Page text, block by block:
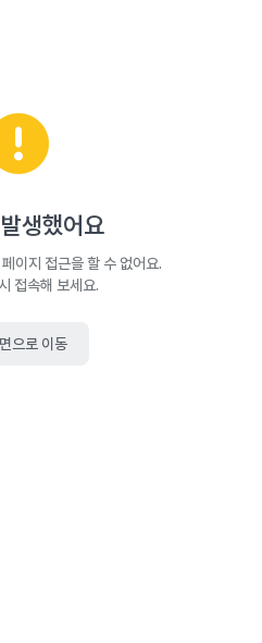
생했어요
이지 접근을 할 수 없어요.
접속해 보세요.
으로 이동